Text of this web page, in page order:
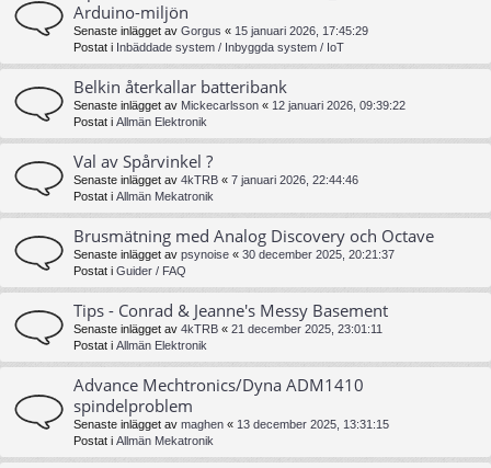
Arduino-miljön
Senaste inlägget av Gorgus « 15 januari 2026, 17:45:29
Postat i Inbäddade system / Inbyggda system / IoT
Belkin återkallar batteribank
Senaste inlägget av Mickecarlsson « 12 januari 2026, 09:39:22
Postat i Allmän Elektronik
Val av Spårvinkel ?
Senaste inlägget av 4kTRB « 7 januari 2026, 22:44:46
Postat i Allmän Mekatronik
Brusmätning med Analog Discovery och Octave
Senaste inlägget av psynoise « 30 december 2025, 20:21:37
Postat i Guider / FAQ
Tips - Conrad & Jeanne's Messy Basement
Senaste inlägget av 4kTRB « 21 december 2025, 23:01:11
Postat i Allmän Elektronik
Advance Mechtronics/Dyna ADM1410
spindelproblem
Senaste inlägget av maghen « 13 december 2025, 13:31:15
Postat i Allmän Mekatronik